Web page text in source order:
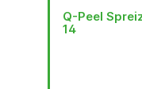
Q-Peel
14